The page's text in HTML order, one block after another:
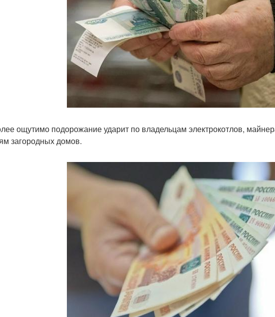
ощутимо подорожание ударит по владельцам электрокотлов,
загородных домов.